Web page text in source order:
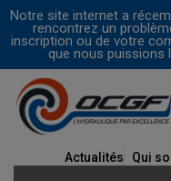
Notre site internet a
rencontrez un
inscription ou de votre
que nous puissions
Actualités Qui